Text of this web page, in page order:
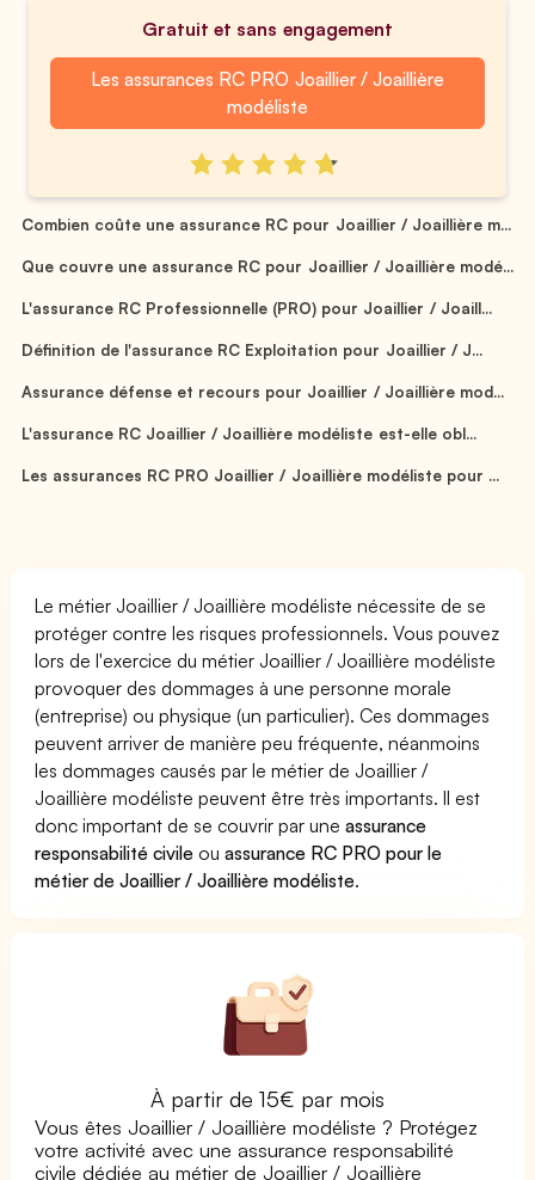
Gratuit et sans engagement
Les assurances RC PRO Joaillier / Joaillière
modéliste
Combien coûte une assurance RC pour Joaillier / Joaillière m...
Que couvre une assurance RC pour Joaillier / Joaillière modé...
L'assurance RC Professionnelle (PRO) pour Joaillier / Joaill...
Définition de l'assurance RC Exploitation pour Joaillier / J...
Assurance défense et recours pour Joaillier / Joaillière mod...
L'assurance RC Joaillier / Joaillière modéliste est-elle obl...
Les assurances RC PRO Joaillier / Joaillière modéliste pour ...
Le métier Joaillier / Joaillière modéliste nécessite de se
protéger contre les risques professionnels. Vous pouvez
lors de l'exercice du métier Joaillier / Joaillière modéliste
provoquer des dommages à une personne morale
(entreprise) ou physique (un particulier). Ces dommages
peuvent arriver de manière peu fréquente, néanmoins
les dommages causés par le métier de Joaillier /
Joaillière modéliste peuvent être très importants. Il est
donc important de se couvrir par uneassurance
responsabilité civile ouassurance RC PRO pour le
métier de Joaillier / Joaillière modéliste.
À partir de 15€ par mois
Vous êtes Joaillier / Joaillière modéliste ? Protégez
votre activité avec une assurance responsabilité
civile dédiée au métier de Joaillier / Joaillière